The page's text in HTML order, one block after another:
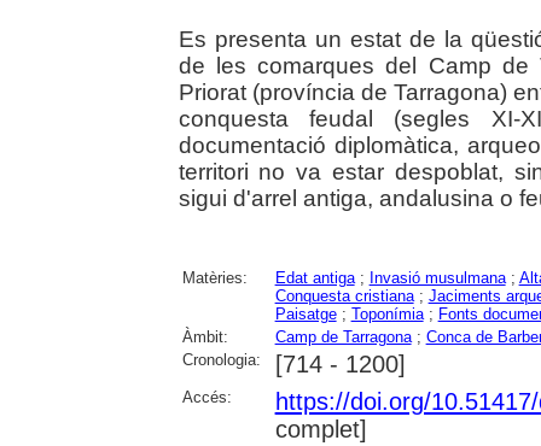
Es presenta un estat de la
de les comarques del Camp
Priorat (província de Tarragona)
conquesta feudal (segles
documentació diplomàtica,
territori no va estar despoblat,
sigui d'arrel antiga, andalusina o
Matèries: Edat antiga; Invasió musulmana;
Conquesta cristiana; Jaciments
Paisatge; Toponímia; Fonts
Àmbit:
Camp de Tarragona; Conca de
Cronologia:
[714 - 1200]
Accés:
https://doi.org/
complet]